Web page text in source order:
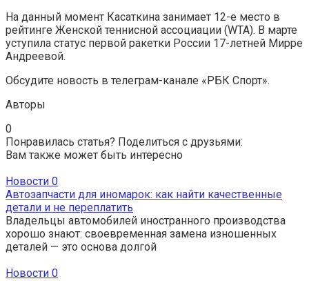
На данный момент Касаткина занимает 12-е место в
рейтинге Женской теннисной ассоциации (WTA). В марте
уступила статус первой ракетки России 17-летней Мирре
Андреевой.
Обсудите новость в телеграм-канале «РБК Спорт».
Авторы
0
Понравилась статья? Поделиться с друзьями:
Вам также может быть интересно
Новости 0
Автозапчасти для иномарок: как найти качественные
детали и не переплатить
Владельцы автомобилей иностранного производства
хорошо знают: своевременная замена изношенных
деталей — это основа долгой
Новости 0